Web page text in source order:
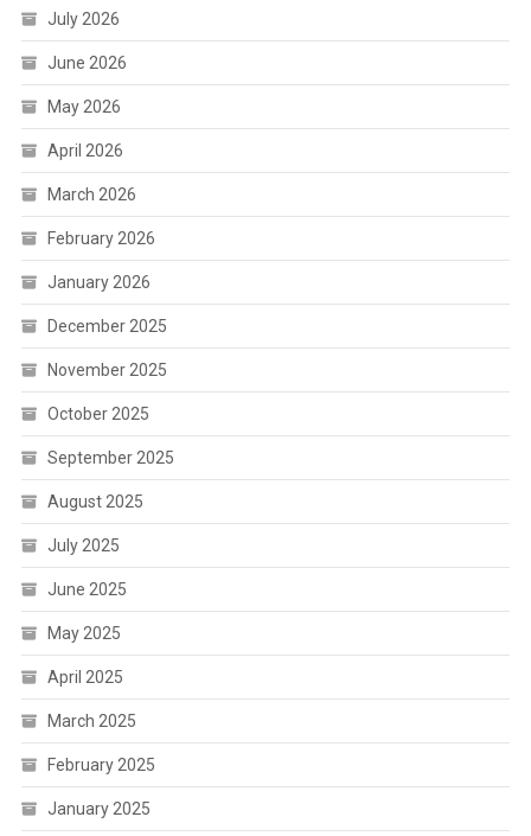
July 2026
June 2026
May 2026
April 2026
March 2026
February 2026
January 2026
December 2025
November 2025
October 2025
September 2025
August 2025
July 2025
June 2025
May 2025
April 2025
March 2025
February 2025
January 2025